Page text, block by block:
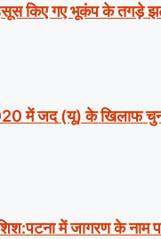
किए गए भूकंप के तगड़े
में जद (यू) के खिलाफ
में जागरण के